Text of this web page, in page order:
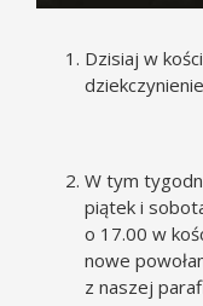
Dzisiaj w
W tym
piątek i
o 17.00 w
nowe
z naszej